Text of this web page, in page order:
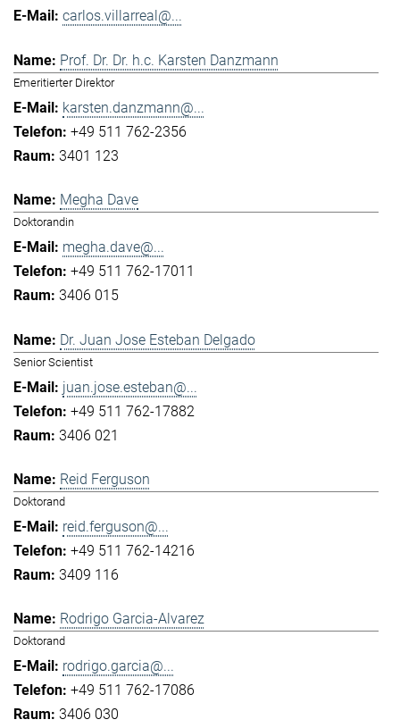
carlos.villarreal@...
Prof. Dr. Dr. h.c. Karsten Danzmann
Emeritierter Direktor
karsten.danzmann@...
+49 511 762-2356
3401 123
Megha Dave
Doktorandin
megha.dave@...
+49 511 762-17011
3406 015
Dr. Juan Jose Esteban Delgado
Senior Scientist
juan.jose.esteban@...
+49 511 762-17882
3406 021
Reid Ferguson
Doktorand
reid.ferguson@...
+49 511 762-14216
3409 116
Rodrigo Garcia-Alvarez
Doktorand
rodrigo.garcia@...
+49 511 762-17086
3406 030